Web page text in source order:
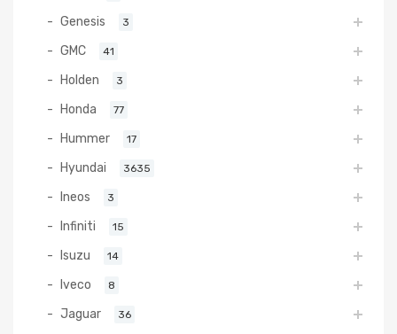
Genesis 3
GMC 41
Holden 3
Honda 77
Hummer 17
Hyundai 3635
Ineos 3
Infiniti 15
Isuzu 14
Iveco 8
Jaguar 36